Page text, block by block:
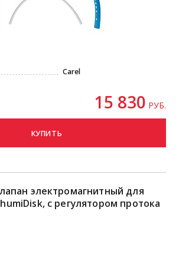
Carel
15 830 РУБ.
КУПИТЬ
электромагнитный для
с регулятором протока